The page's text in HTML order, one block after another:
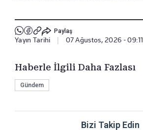
Paylaş
Yayın Tarihi 07 Ağustos, 2026 - 09:11
Haberle İlgili Daha Fazlası
Gündem
Bizi Takip Edin